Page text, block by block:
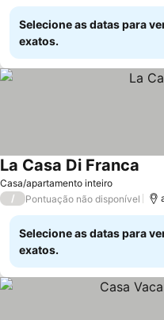
Selecione as datas para
exatos.
Casa/apartamento inteiro
La Casa Di Franca
/ Pontuação não disponível
Selecione as datas para
exatos.